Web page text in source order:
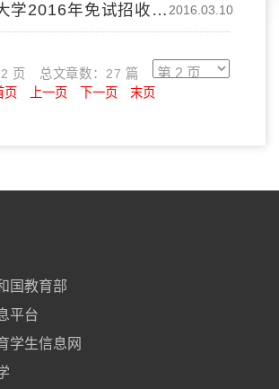
北京师范大学2016年免试招收香港学生章程 2016.03.10
页
总文章数：27 篇
页
上一页 下一页 末页
国教育部
平台
学生信息网